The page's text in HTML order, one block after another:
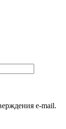
e-mail.